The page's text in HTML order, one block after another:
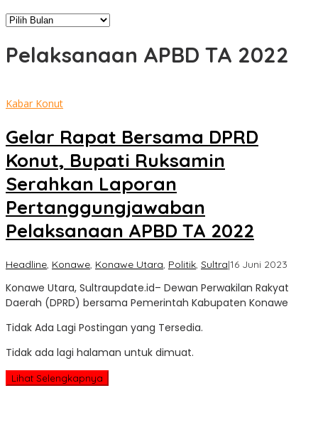
Arsip
Pelaksanaan APBD TA 2022
Kabar Konut
Gelar Rapat Bersama DPRD
Konut, Bupati Ruksamin
Serahkan Laporan
Pertanggungjawaban
Pelaksanaan APBD TA 2022
Headline, Konawe, Konawe Utara, Politik, Sultra|16 Juni 2023
Konawe Utara, Sultraupdate.id– Dewan Perwakilan Rakyat
Daerah (DPRD) bersama Pemerintah Kabupaten Konawe
Tidak Ada Lagi Postingan yang Tersedia.
Tidak ada lagi halaman untuk dimuat.
Lihat Selengkapnya